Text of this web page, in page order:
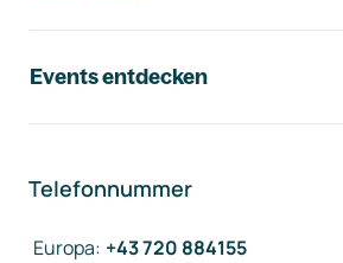
Events entdecken
Telefonnummer
Europa: +43 720 884155